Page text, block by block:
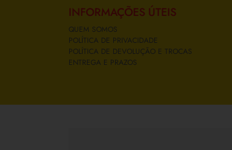
INFORMAÇÕES ÚTEIS
QUEM SOMOS
POLÍTICA DE PRIVACIDADE
POLÍTICA DE DEVOLUÇÃO E TROCAS
ENTREGA E PRAZOS